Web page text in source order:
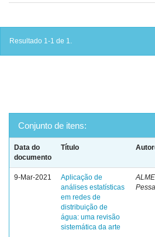
Resultado 1-1 de 1.
Conjunto de itens:
Data do
documento
Título
9-Mar-2021
Aplicação de
análises estatísticas
em redes de
distribuição de
água: uma revisão
sistemática da arte